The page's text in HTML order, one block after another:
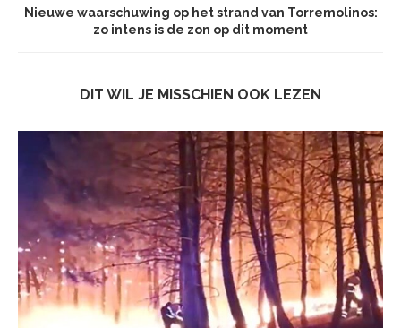
Nieuwe waarschuwing op het strand van Torremolinos:
zo intens is de zon op dit moment
DIT WIL JE MISSCHIEN OOK LEZEN